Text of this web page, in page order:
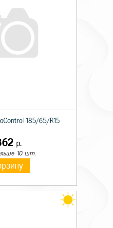
185/65/R15
р.
10 шт.